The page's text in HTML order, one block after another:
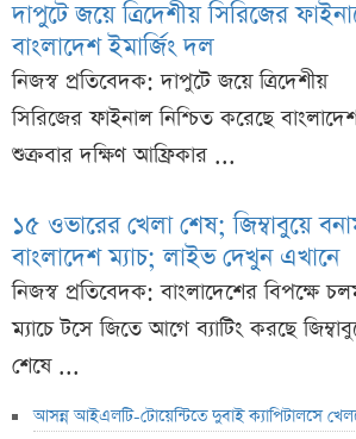
দাপুটে জয়ে ত্রিদেশীয় সিরিজের
বাংলাদেশ ইমার্জিং দল
নিজস্ব প্রতিবেদক: দাপুটে জয়ে ত্রিদেশীয়
সিরিজের ফাইনাল নিশ্চিত করেছে
শুক্রবার দক্ষিণ আফ্রিকার ...
১৫ ওভারের খেলা শেষ; জিম্বাবুয়ে
বাংলাদেশ ম্যাচ; লাইভ দেখুন এখানে
নিজস্ব প্রতিবেদক: বাংলাদেশের বিপক্ষে
ম্যাচে টসে জিতে আগে ব্যাটিং করছে
শেষে ...
আসন্ন আইএলটি-টোয়েন্টিতে দুবাই ক্যাপিটালসে